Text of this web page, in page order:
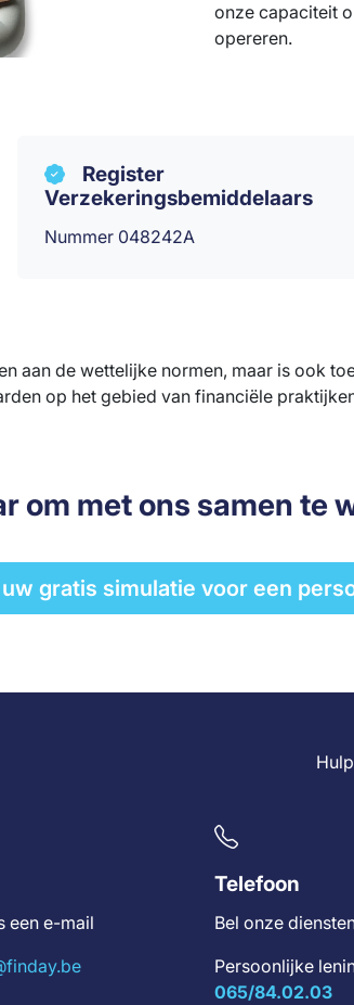
onze capaciteit
opereren.
Register
Verzekeringsbemiddelaars
Nummer 048242A
aan de wettelijke normen, maar is ook
op het gebied van financiële
om met ons samen te
gratis simulatie voor een
een e-mail
Telefoon
Bel onze
Persoonlijke
065/84.02.03